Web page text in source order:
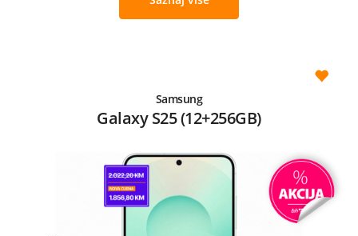
Samsung
Galaxy S25 (12+256GB)